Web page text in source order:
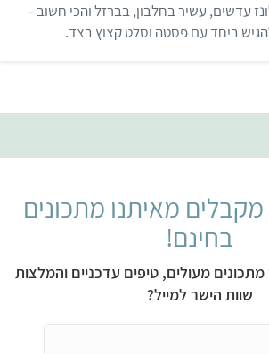
ת
ו
ך
עדשים, עשיר בחלבון, בברזל והכי חשוב –
ביחד עם פסטה וסלט קצוץ בצד.
מאיתנו מתכונים
בחינם!
מעולים, טיפים עדכניים והמלצות
שוות הישר למייל?